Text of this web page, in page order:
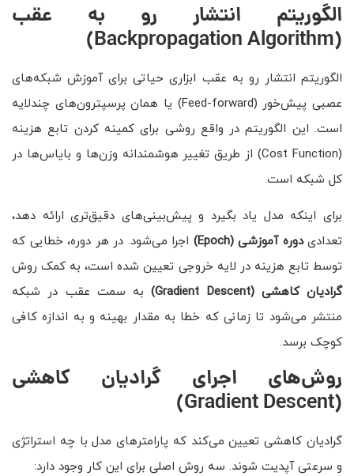
الگوریتم انتشار رو به عقب
(Backpropagation Algorithm)
الگوریتم انتشار رو به عقب ابزاری حیاتی برای آموزش شبکه‌های
عصبی پیش‌خور (Feed-forward) یا همان پرسپترون‌های چندلایه
است. این الگوریتم در واقع روشی برای کمینه کردن تابع هزینه
(Cost Function) از طریق تغییر هوشمندانه وزن‌ها و بایاس‌ها در
کل شبکه است.
برای اینکه مدل یاد بگیرد و پیش‌بینی‌های دقیق‌تری ارائه دهد،
تعدادیدوره آموزشی (Epoch)
اجرا می‌شود. در هر دوره، خطایی که
توسط تابع هزینه در لایه خروجی تعیین شده است، به کمک روش
گرادیان کاهشی (Gradient Descent)
به سمت عقب در شبکه
منتشر می‌شود تا زمانی که خطا به مقدار بهینه و به اندازه کافی
کوچک برسد.
روش‌های اجرای گرادیان کاهشی
(Gradient Descent)
گرادیان کاهشی تعیین می‌کند که پارامترهای مدل با چه استراتژی
و سرعتی آپدیت شوند. سه روش اصلی برای این کار وجود دارد: